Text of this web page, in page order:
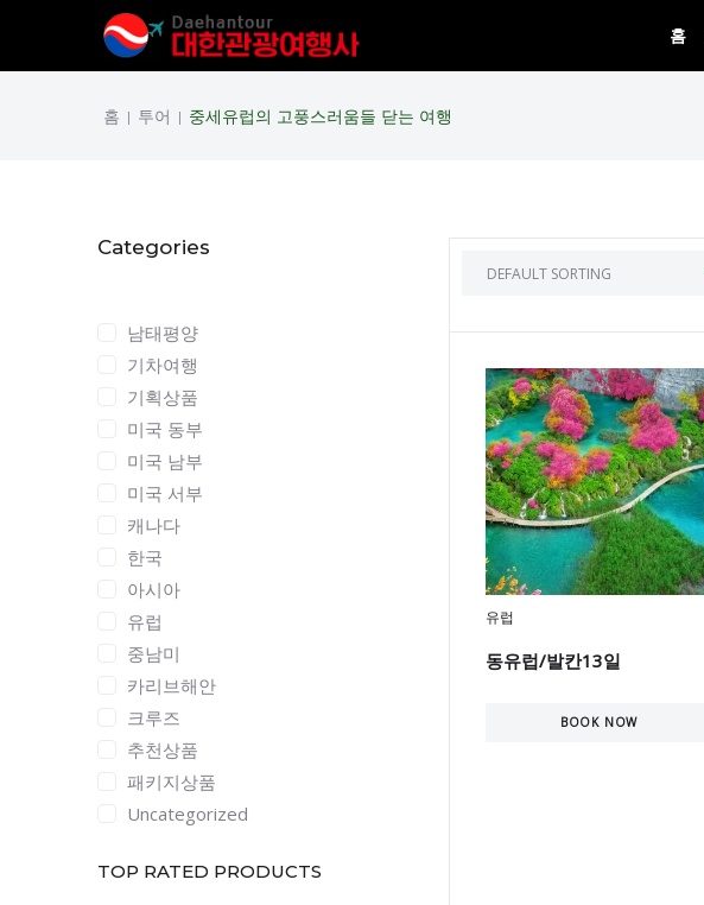
홈
홈 | 투어 | 중세유럽의 고풍스러움들 닫는 여행
Categories
남태평양
기차여행
기획상품
미국 동부
미국 남부
미국 서부
캐나다
한국
아시아
유럽
중남미
카리브해안
크루즈
추천상품
패키지상품
Uncategorized
TOP RATED PRODUCTS
유럽
동유럽/발칸13일
BOOK NOW